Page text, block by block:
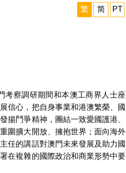
繁 简 PT
考察調研期間和本澳工商界人士座
信心，把自身事業和港澳繁榮、國
揚鬥爭精神，團結一致愛國護港、
圍擴大開放、擁抱世界；面向海外
任的講話對澳門未來發展及助力國
在複雜的國際政治和商業形勢中要